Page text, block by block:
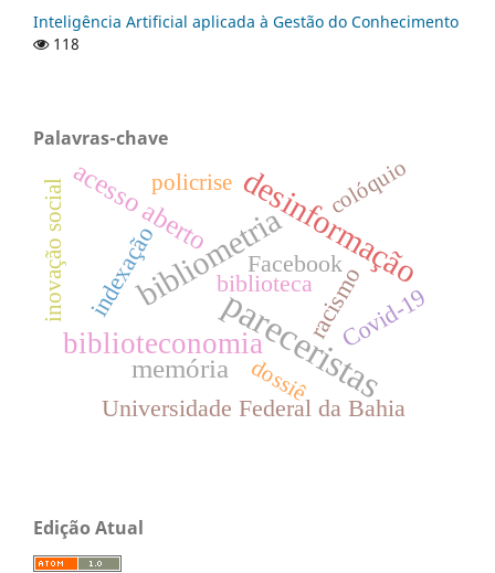
Inteligência Artificial aplicada à Gestão do Conhecimento
118
Palavras-chave
pareceristas
desinformação
bibliometria
biblioteconomia
acesso aberto
memória
Facebook
racismo
biblioteca
Universidade Federal da Bahia
indexação Covid-19
dossiê
policrise colóquio
inovação social
Edição Atual